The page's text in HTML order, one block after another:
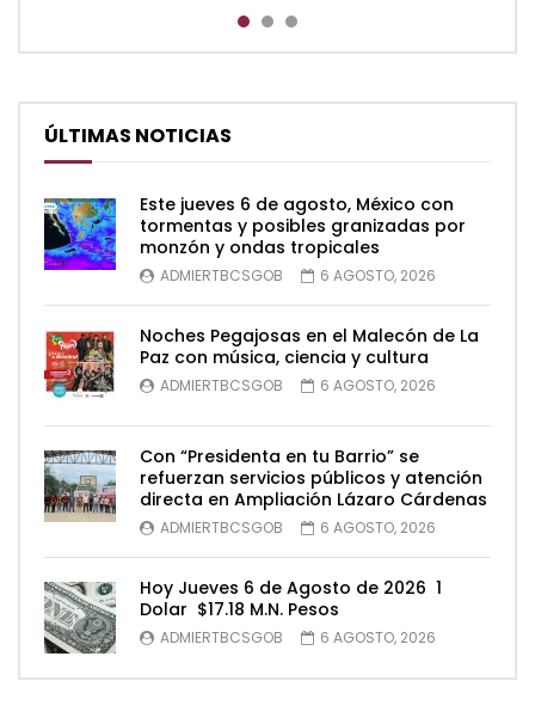
ÚLTIMAS NOTICIAS
Este jueves 6 de agosto, México con
tormentas y posibles granizadas por
monzón y ondas tropicales
ADMIERTBCSGOB 6 AGOSTO, 2026
Noches Pegajosas en el Malecón de La
Paz con música, ciencia y cultura
ADMIERTBCSGOB 6 AGOSTO, 2026
Con “Presidenta en tu Barrio” se
refuerzan servicios públicos y atención
directa en Ampliación Lázaro Cárdenas
ADMIERTBCSGOB 6 AGOSTO, 2026
Hoy Jueves 6 de Agosto de 2026 1
Dolar $17.18 M.N. Pesos
ADMIERTBCSGOB 6 AGOSTO, 2026